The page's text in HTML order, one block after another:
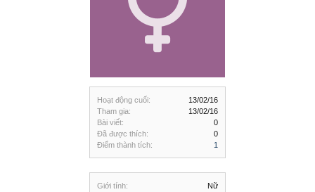
Hoạt động cuối:
13/02/16
Tham gia:
13/02/16
Bài viết:
0
Đã được thích:
0
Điểm thành tích:
1
Giới tính:
Nữ